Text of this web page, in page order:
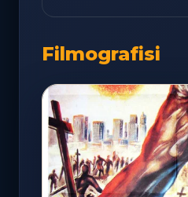
Filmografisi